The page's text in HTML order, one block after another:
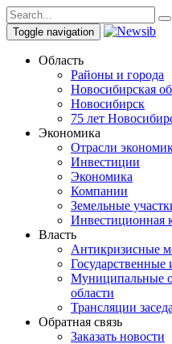
Toggle navigation
Область
Районы и города
Новосибирская
Новосибирск
75 лет
Экономика
Отрасли
Инвестиции
Экономика
Компании
Земельные
Инвестиционная
Власть
Антикризисные
Муниципальные
области
Трансляции
Обратная связь
Заказать новости